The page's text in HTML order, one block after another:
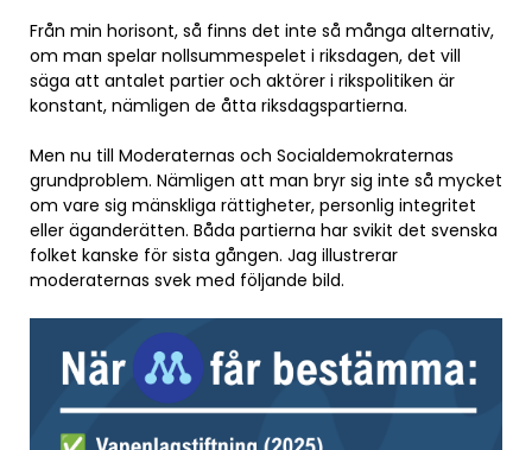
Från min horisont, så finns det inte så många alternativ,
om man spelar nollsummespelet i riksdagen, det vill
säga att antalet partier och aktörer i rikspolitiken är
konstant, nämligen de åtta riksdagspartierna.
Men nu till Moderaternas och Socialdemokraternas
grundproblem. Nämligen att man bryr sig inte så mycket
om vare sig mänskliga rättigheter, personlig integritet
eller äganderätten. Båda partierna har svikit det svenska
folket kanske för sista gången. Jag illustrerar
moderaternas svek med följande bild.